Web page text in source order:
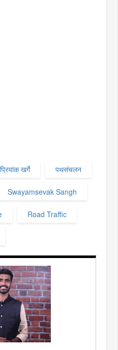
खर्गे पथसंचलन
Swayamsevak Sangh
Road Traffic